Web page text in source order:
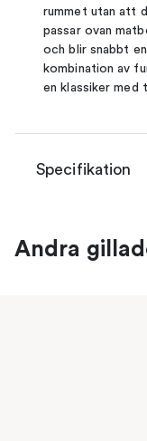
rummet utan att
passar ovan
och blir snabbt
kombination av
en klassiker med
Specifikation
Andra